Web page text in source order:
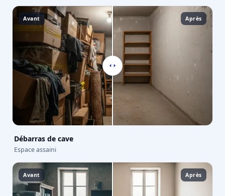
Avant Après
Débarras de cave
Espace assaini
Avant Après